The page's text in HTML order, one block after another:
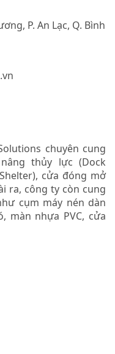
P. An Lạc, Q. Bình
chuyên cung
thủy lực (Dock
cửa đóng mở
ra, công ty còn cung
cụm máy nén dàn
màn nhựa PVC, cửa